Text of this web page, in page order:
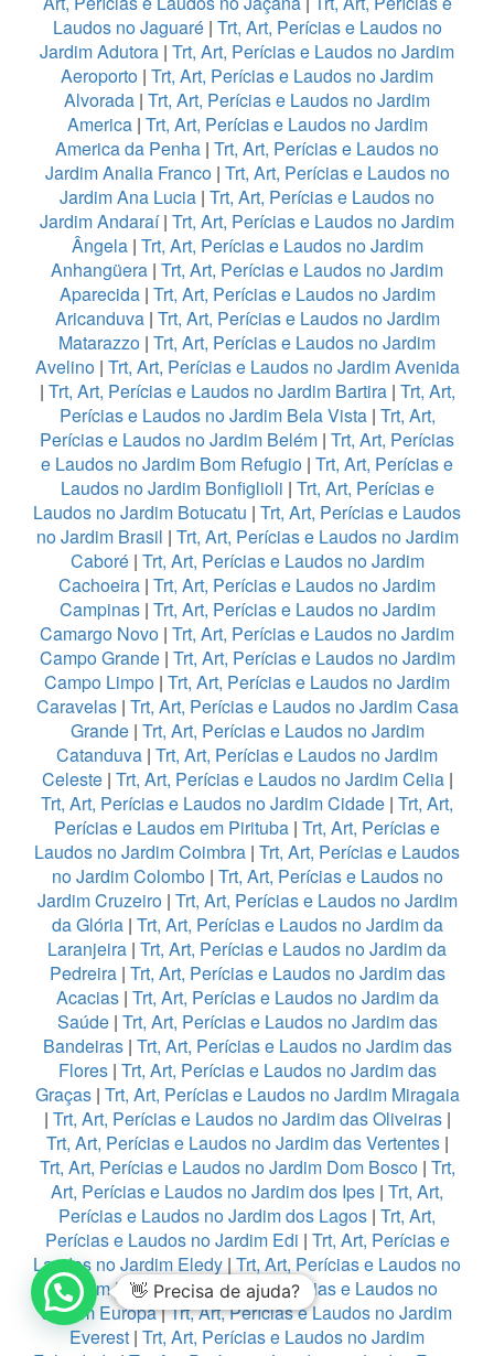
Laudos no Jaguaré| Trt, Art, Perícias e Laudos no
Jardim Adutora | Trt, Art, Perícias e Laudos no Jardim
Aeroporto | Trt, Art, Perícias e Laudos no Jardim
Alvorada | Trt, Art, Perícias e Laudos no Jardim
America| Trt, Art, Perícias e Laudos no Jardim
America da Penha | Trt, Art, Perícias e Laudos no
Jardim Analia Franco| Trt, Art, Perícias e Laudos no
Jardim Ana Lucia | Trt, Art, Perícias e Laudos no
Jardim Andaraí| Trt, Art, Perícias e Laudos no Jardim
Ângela| Trt, Art, Perícias e Laudos no Jardim
Anhangüera | Trt, Art, Perícias e Laudos no Jardim
Aparecida| Trt, Art, Perícias e Laudos no Jardim
Aricanduva| Trt, Art, Perícias e Laudos no Jardim
Matarazzo | Trt, Art, Perícias e Laudos no Jardim
Avelino| Trt, Art, Perícias e Laudos no Jardim Avenida
| Trt, Art, Perícias e Laudos no Jardim Bartira| Trt, Art,
Perícias e Laudos no Jardim Bela Vista| Trt, Art,
Perícias e Laudos no Jardim Belém | Trt, Art, Perícias
e Laudos no Jardim Bom Refugio | Trt, Art, Perícias e
Laudos no Jardim Bonfiglioli | Trt, Art, Perícias e
Laudos no Jardim Botucatu | Trt, Art, Perícias e Laudos
no Jardim Brasil | Trt, Art, Perícias e Laudos no Jardim
Caboré| Trt, Art, Perícias e Laudos no Jardim
Cachoeira | Trt, Art, Perícias e Laudos no Jardim
Campinas| Trt, Art, Perícias e Laudos no Jardim
Camargo Novo | Trt, Art, Perícias e Laudos no Jardim
Campo Grande| Trt, Art, Perícias e Laudos no Jardim
Campo Limpo | Trt, Art, Perícias e Laudos no Jardim
Caravelas| Trt, Art, Perícias e Laudos no Jardim Casa
Grande| Trt, Art, Perícias e Laudos no Jardim
Catanduva | Trt, Art, Perícias e Laudos no Jardim
Celeste| Trt, Art, Perícias e Laudos no Jardim Celia|
Trt, Art, Perícias e Laudos no Jardim Cidade | Trt, Art,
Perícias e Laudos em Pirituba | Trt, Art, Perícias e
Laudos no Jardim Coimbra | Trt, Art, Perícias e Laudos
no Jardim Colombo| Trt, Art, Perícias e Laudos no
Jardim Cruzeiro| Trt, Art, Perícias e Laudos no Jardim
da Glória| Trt, Art, Perícias e Laudos no Jardim da
Laranjeira | Trt, Art, Perícias e Laudos no Jardim da
Pedreira| Trt, Art, Perícias e Laudos no Jardim das
Acacias| Trt, Art, Perícias e Laudos no Jardim da
Saúde| Trt, Art, Perícias e Laudos no Jardim das
Bandeiras| Trt, Art, Perícias e Laudos no Jardim das
Flores| Trt, Art, Perícias e Laudos no Jardim das
Graças| Trt, Art, Perícias e Laudos no Jardim Miragaia
| Trt, Art, Perícias e Laudos no Jardim das Oliveiras|
Trt, Art, Perícias e Laudos no Jardim das Vertentes|
Trt, Art, Perícias e Laudos no Jardim Dom Bosco| Trt,
Art, Perícias e Laudos no Jardim dos Ipes | Trt, Art,
Perícias e Laudos no Jardim dos Lagos | Trt, Art,
Perícias e Laudos no Jardim Edi | Trt, Art, Perícias e
Laudos no Jardim Eledy | Trt, Art, Perícias e Laudos no
Jardim Esmeralda|Trt, Art, Perícias e Laudos no
Jardim Europa|Trt, Art, Perícias e Laudos no Jardim
Everest | Trt, Art, Perícias e Laudos no Jardim
👋 Precisa de ajuda?